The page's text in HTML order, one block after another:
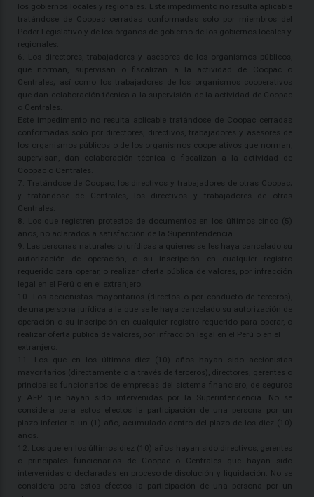
los gobiernos locales y regionales. Este impedimento no resulta aplicable
tratándose de Coopac cerradas conformadas solo por miembros del
Poder Legislativo y de los órganos de gobierno de los gobiernos locales y
regionales.
6. Los directores, trabajadores y asesores de los organismos públicos,
que norman, supervisan o fiscalizan a la actividad de Coopac o
Centrales; así como los trabajadores de los organismos cooperativos
que dan colaboración técnica a la supervisión de la actividad de Coopac
o Centrales.
Este impedimento no resulta aplicable tratándose de Coopac cerradas
conformadas solo por directores, directivos, trabajadores y asesores de
los organismos públicos o de los organismos cooperativos que norman,
supervisan, dan colaboración técnica o fiscalizan a la actividad de
Coopac o Centrales.
7. Tratándose de Coopac, los directivos y trabajadores de otras Coopac;
y tratándose de Centrales, los directivos y trabajadores de otras
Centrales.
8. Los que registren protestos de documentos en los últimos cinco (5)
años, no aclarados a satisfacción de la Superintendencia.
9. Las personas naturales o jurídicas a quienes se les haya cancelado su
autorización de operación, o su inscripción en cualquier registro
requerido para operar, o realizar oferta pública de valores, por infracción
legal en el Perú o en el extranjero.
10. Los accionistas mayoritarios (directos o por conducto de terceros),
de una persona jurídica a la que se le haya cancelado su autorización de
operación o su inscripción en cualquier registro requerido para operar, o
realizar oferta pública de valores, por infracción legal en el Perú o en el
extranjero.
11. Los que en los últimos diez (10) años hayan sido accionistas
mayoritarios (directamente o a través de terceros), directores, gerentes o
principales funcionarios de empresas del sistema financiero, de seguros
y AFP que hayan sido intervenidas por la Superintendencia. No se
considera para estos efectos la participación de una persona por un
plazo inferior a un (1) año, acumulado dentro del plazo de los diez (10)
años.
12. Los que en los últimos diez (10) años hayan sido directivos, gerentes
o principales funcionarios de Coopac o Centrales que hayan sido
intervenidas o declaradas en proceso de disolución y liquidación. No se
considera para estos efectos la participación de una persona por un